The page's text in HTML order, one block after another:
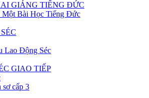
GIẢNG TIẾNG ĐỨC
Bài Học Tiếng Đức
Lao Động Séc
GIAO TIẾP
sơ cấp 3